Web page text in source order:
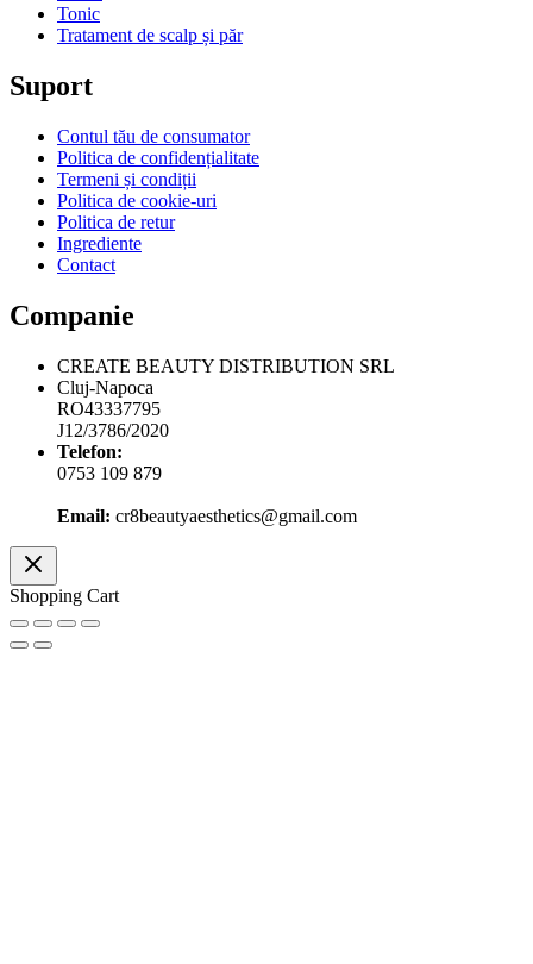
Companie
Cluj-Napoca
J12/3786/2020
Telefon:
0753 109 879
Email:cr8beautyaesthetics@gmail.com